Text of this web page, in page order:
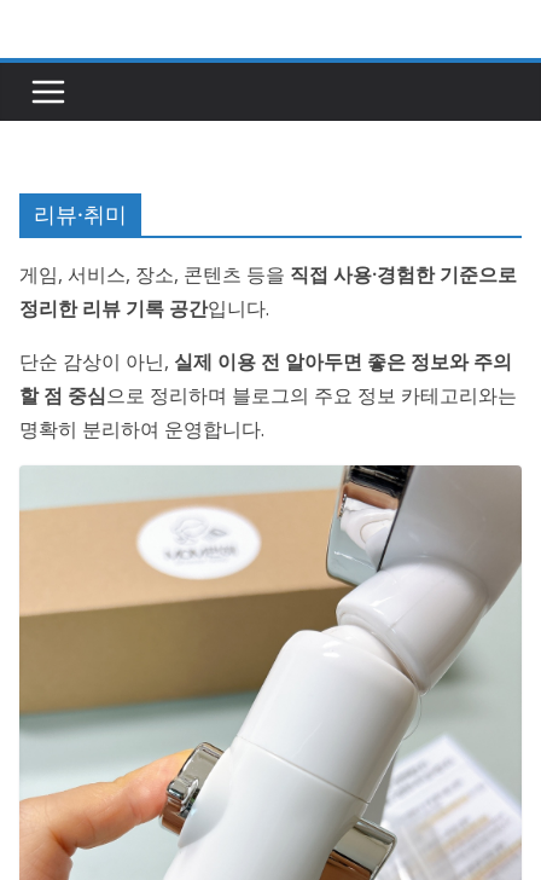
로
리뷰·취미
게임, 서비스, 장소, 콘텐츠 등을 직접 사용·경험한 기준으로
정리한 리뷰 기록 공간입니다.
단순 감상이 아닌, 실제 이용 전 알아두면 좋은 정보와 주의
할 점 중심으로 정리하며 블로그의 주요 정보 카테고리와는
명확히 분리하여 운영합니다.